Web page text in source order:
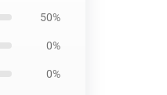
50%
0%
0%